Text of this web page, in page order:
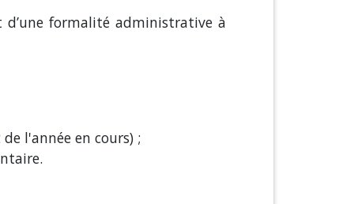
d’une formalité administrative à
l'année en cours) ;